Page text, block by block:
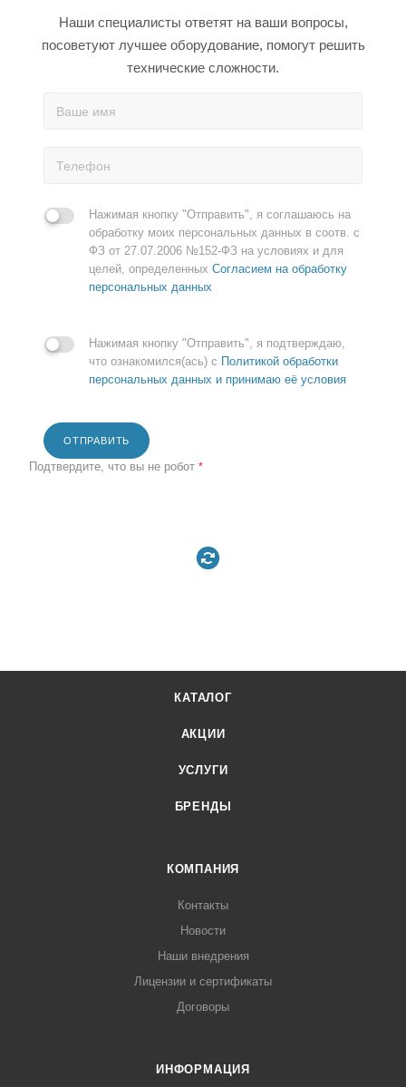
Наши специалисты ответят на ваши вопросы,
посоветуют лучшее оборудование, помогут решить
технические сложности.
Нажимая кнопку "Отправить", я соглашаюсь на
обработку моих персональных данных в соотв. с
ФЗ от 27.07.2006 №152-ФЗ на условиях и для
целей, определенных Согласием на обработку
персональных данных
Нажимая кнопку "Отправить", я подтверждаю,
что ознакомился(ась) с Политикой обработки
персональных данных и принимаю её условия
ОТПРАВИТЬ
Подтвердите, что вы не робот *
КАТАЛОГ
АКЦИИ
УСЛУГИ
БРЕНДЫ
КОМПАНИЯ
Контакты
Новости
Наши внедрения
Лицензии и сертификаты
Договоры
ИНФОРМАЦИЯ